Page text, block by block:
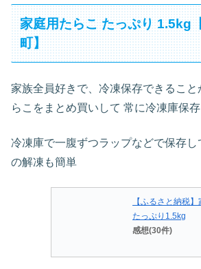
家庭用たらこ たっぷり 1.5kg
町】
家族全員好きで、冷凍保存できること
らこをまとめ買いして 常に冷凍庫保
冷凍庫で一腹ずつラップなどで保存
の解凍も簡単
【ふるさと納税
たっぷり1.5kg
感想(30件)